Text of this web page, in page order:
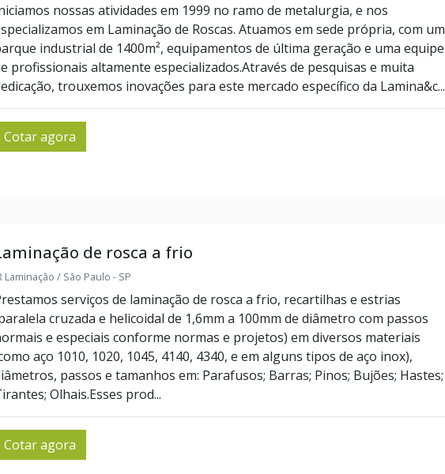
nossas atividades em 1999 no ramo de metalurgia, e nos
em Laminação de Roscas. Atuamos em sede própria, com um
industrial de 1400m², equipamentos de última geração e uma equipe
profissionais altamente especializados.Através de pesquisas e muita
trouxemos inovações para este mercado específico da Lamina&c...
Cotar agora
de rosca a frio
Laminação / São Paulo - SP
serviços de laminação de rosca a frio, recartilhas e estrias
cruzada e helicoidal de 1,6mm a 100mm de diâmetro com passos
e especiais conforme normas e projetos) em diversos materiais
aço 1010, 1020, 1045, 4140, 4340, e em alguns tipos de aço inox),
passos e tamanhos em: Parafusos; Barras; Pinos; Bujões; Hastes;
Olhais.Esses prod...
Cotar agora